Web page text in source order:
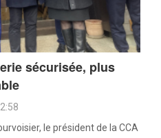
sécurisée, plus
le président de la CCA